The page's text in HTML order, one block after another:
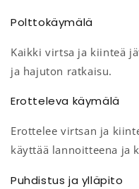
Polttokäymälä
Kaikki virtsa ja kiinteä
ja hajuton ratkaisu.
Erotteleva käymälä
Erottelee virtsan ja
käyttää lannoitteena ja
Puhdistus ja ylläpito